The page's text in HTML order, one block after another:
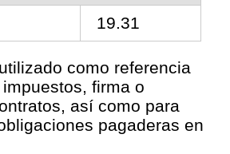
19.31
como referencia
firma o
así como para
pagaderas en